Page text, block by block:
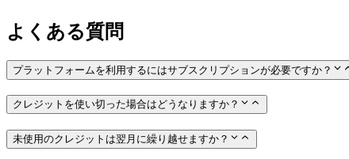
よくある質問
プラットフォームを利用するにはサブスクリプションが必要ですか？
クレジットを使い切った場合はどうなりますか？
未使用のクレジットは翌月に繰り越せますか？